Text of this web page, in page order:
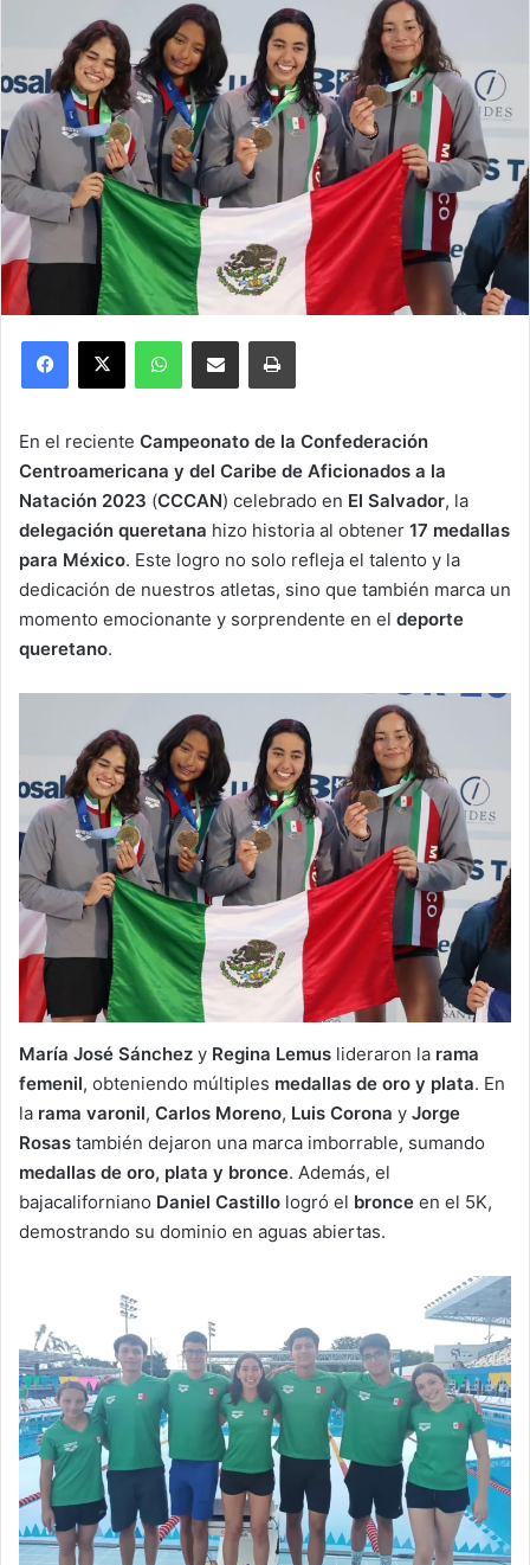
Facebook
X WhatsAppCompartir por correo electrónicoImprimir
En el reciente Campeonato de la Confederación
Centroamericana y del Caribe de Aficionados a la
Natación 2023 (CCCAN) celebrado en El Salvador, la
delegación queretana hizo historia al obtener 17 medallas
para México. Este logro no solo refleja el talento y la
dedicación de nuestros atletas, sino que también marca un
momento emocionante y sorprendente en el deporte
queretano.
María José Sánchez y Regina Lemus lideraron la rama
femenil, obteniendo múltiples medallas de oro y plata. En
la rama varonil, Carlos Moreno, Luis Corona y Jorge
Rosas también dejaron una marca imborrable, sumando
medallas de oro, plata y bronce. Además, el
bajacaliforniano Daniel Castillo logró el bronce en el 5K,
demostrando su dominio en aguas abiertas.